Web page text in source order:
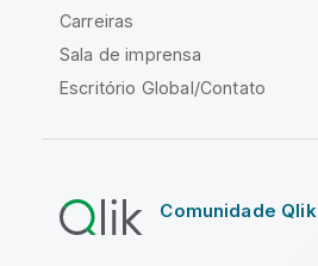
Carreiras
Sala de imprensa
Escritório Global/Contato
Comunidade Qlik